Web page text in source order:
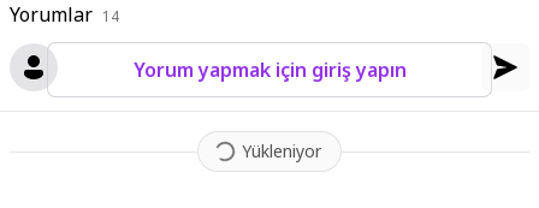
Yorumlar 14
Yorum yapmak için giriş yapın
Yükleniyor